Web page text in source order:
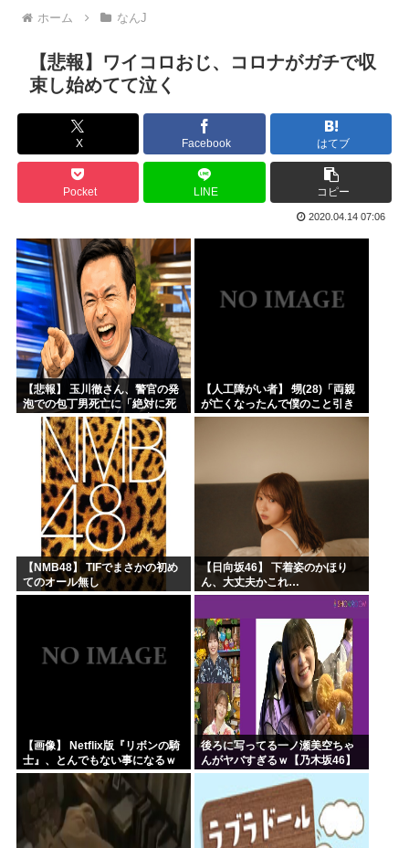
クウラ「…着床したな」 悟空「 」
トランプ「結局のところ(次期大統領選で)私たちはJ.D....
韓国人「悲報：サッカー協会の審判への性接待が事実の場合、...
韓国、サッカーW杯予選で審判を性接待して買収していたこと...
ジョジョのシーザー「やってない犯罪は殺人だけです。」←こ...
韓国人「竹田恒泰とか36親等を養子に迎えるなら天皇の血を...
韓国サッカー協会、外国人審判員数十人に性的接待。羨ま死刑
韓国人「韓国サッカー協会が行った国際試合の性的接待の全容...
【超画像 】週刊少年ジャンプ、世代交代に失敗
外国人「2002年W杯は?」韓国サッカーに衝撃的不祥事！...
海外「日本なんて行くんじゃなかった…」 日本を知ってしま...
ホーム なんJ
【悲報】ワイコロおじ、コロナがガチで収
束し始めてて泣く
X Facebook はてブ
Pocket LINE コピー
2020.04.14 07:06
【悲報】 玉川徹さん、警官の発
泡での包丁男死亡に「絶対に死
刑にならない罪なのに警察が死
刑にした！」 → 元警官のマジレ
スがコチラ → ………
【人工障がい者】 甥(28)「両親
が亡くなったんで僕のこと引き
取ってほしいんですけど！」な
【NMB48】 TIFでまさかの初め
てのオール無し
【日向坂46】 下着姿のかほり
ん、大丈夫かこれ…
【画像】 Netflix版『リボンの騎
士』、とんでもない事になるｗ
ｗｗｗｗ
後ろに写ってる一ノ瀬美空ちゃ
んがヤバすぎるｗ【乃木坂46】